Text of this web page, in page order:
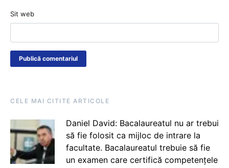
Sit web
CELE MAI CITITE ARTICOLE
Daniel David: Bacalaureatul nu ar trebui
să fie folosit ca mijloc de intrare la
facultate. Bacalaureatul trebuie să fie
un examen care certifică competențele